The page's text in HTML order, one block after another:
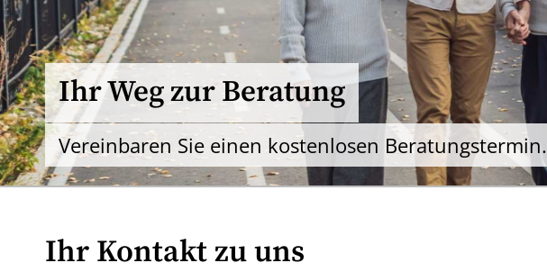
Ihr Weg zur Beratung
Vereinbaren Sie einen kostenlosen Beratungstermin.
Ihr Kontakt zu uns